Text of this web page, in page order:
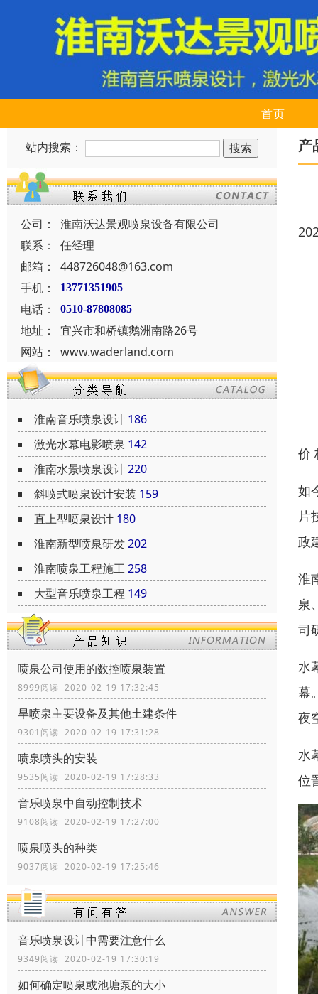
首页
站内搜索：
公司：
淮南沃达景观喷泉设备有限公司
联系：
任经理
邮箱：
448726048@163.com
手机：
13771351905
电话： 0510-87808085
地址：
宜兴市和桥镇鹅洲南路26号
网站：
www.waderland.com
淮南音乐喷泉设计 186
激光水幕电影喷泉 142
淮南水景喷泉设计220
斜喷式喷泉设计安装 159
直上型喷泉设计 180
淮南新型喷泉研发202
淮南喷泉工程施工258
大型音乐喷泉工程 149
喷泉公司使用的数控喷泉装置
8999阅读 2020-02-19 17:32:45
旱喷泉主要设备及其他土建条件
9301阅读 2020-02-19 17:31:28
喷泉喷头的安装
9535阅读 2020-02-19 17:28:33
音乐喷泉中自动控制技术
9108阅读 2020-02-19 17:27:00
喷泉喷头的种类
9037阅读 2020-02-19 17:25:46
音乐喷泉设计中需要注意什么
9349阅读 2020-02-19 17:30:19
如何确定喷泉或池塘泵的大小
产
价
如
片
政
淮
泉
司
水
幕
夜
水
位